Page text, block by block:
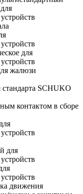
для
жалюзи
стандарта SCHUKO
контактом в сборе
для
движения